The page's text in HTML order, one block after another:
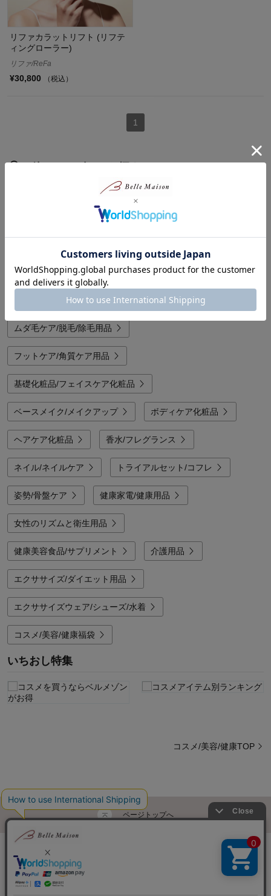
リファカラットリフト (リフテ
ィングローラー)
リファ/ReFa
¥30,800 （税込）
1
美顔器/フェイススチーマー
ドライヤー/ヘアケア家電
フェイスケア用品/フェイスローラー
ブラシ/ヘアケア用品 ウィッグ/つけ毛
ムダ毛ケア/脱毛/除毛用品
フットケア/角質ケア用品
基礎化粧品/フェイスケア化粧品
ベースメイク/メイクアップ ボディケア化粧品
ヘアケア化粧品 香水/フレグランス
ネイル/ネイルケア トライアルセット/コフレ
姿勢/骨盤ケア 健康家電/健康用品
女性のリズムと衛生用品
健康美容食品/サプリメント 介護用品
エクササイズ/ダイエット用品
エクササイズウェア/シューズ/水着
コスメ/美容/健康福袋
いちおし特集
コスメ/美容/健康TOP
ページトップへ
ご利用ガイド・お知らせ
サイトマップ